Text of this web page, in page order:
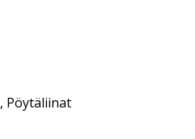
, Pöytäliinat